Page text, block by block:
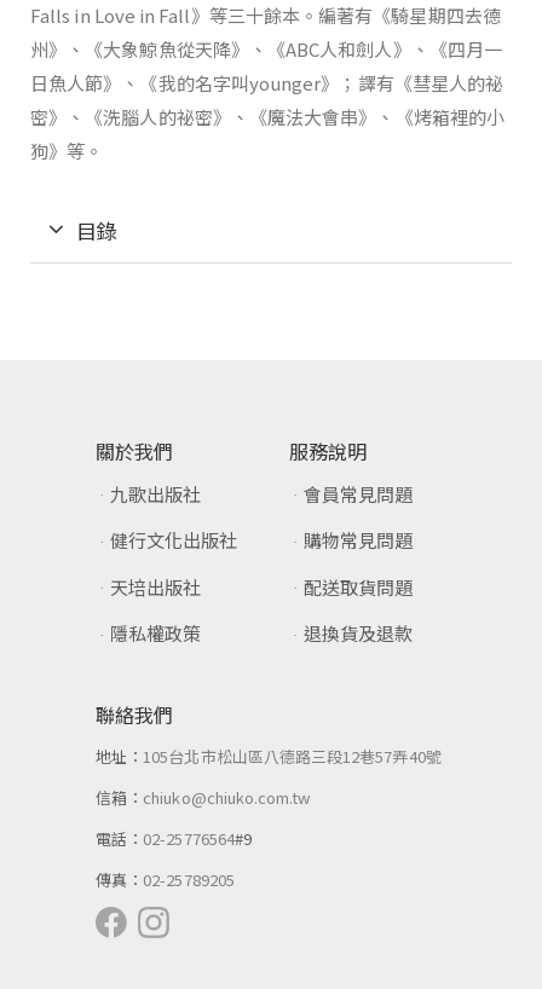
Falls in Love in Fall》等三十餘本。編著有《騎星期四去德
州》、《大象鯨魚從天降》、《ABC人和劍人》、《四月一
日魚人節》、《我的名字叫younger》；譯有《彗星人的祕
密》、《洗腦人的祕密》、《魔法大會串》、《烤箱裡的小
狗》等。
目錄
關於我們
九歌出版社
健行文化出版社
天培出版社
隱私權政策
服務說明
會員常見問題
購物常見問題
配送取貨問題
退換貨及退款
聯絡我們
地址：105台北市松山區八德路三段12巷57弄40號
信箱： chiuko@chiuko.com.tw
電話： 02-25776564#9
傳真： 02-25789205